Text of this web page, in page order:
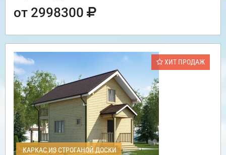
от 2998300
ХИТ ПРОДАЖ
КАРКАС ИЗ СТРОГАНОЙ ДОСКИ